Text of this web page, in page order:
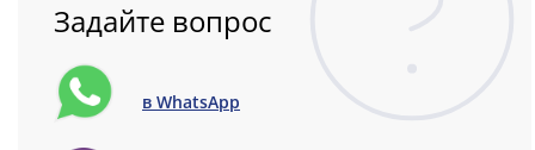
Задайте вопрос
в WhatsApp